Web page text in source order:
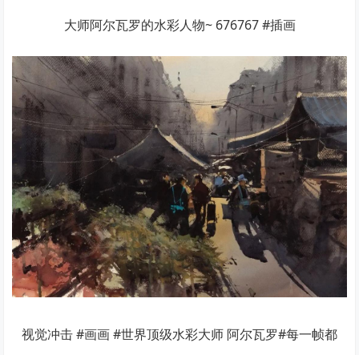
大师阿尔瓦罗的水彩人物~ 676767 #插画
视觉冲击 #画画 #世界顶级水彩大师 阿尔瓦罗#每一帧都